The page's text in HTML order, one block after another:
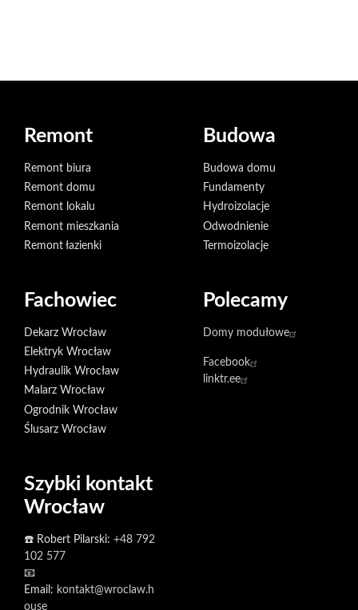
Remont
Remont biura
Remont domu
Remont lokalu
Remont mieszkania
Remont łazienki
Budowa
Budowa domu
Fundamenty
Hydroizolacje
Odwodnienie
Termoizolacje
Fachowiec
Dekarz Wrocław
Elektryk Wrocław
Hydraulik Wrocław
Malarz Wrocław
Ogrodnik Wrocław
Ślusarz Wrocław
Polecamy
Domy modułowe
Facebook
linktr.ee
Szybki kontakt
Wrocław
☎️ Robert Pilarski: +48 792
102 577
📧
Email: kontakt@wroclaw.h
ouse